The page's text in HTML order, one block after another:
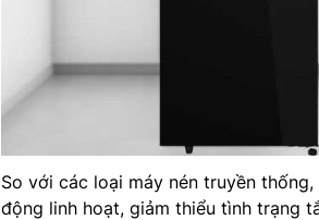
So với các loại máy nén truyền
động linh hoạt, giảm thiểu tình trạng